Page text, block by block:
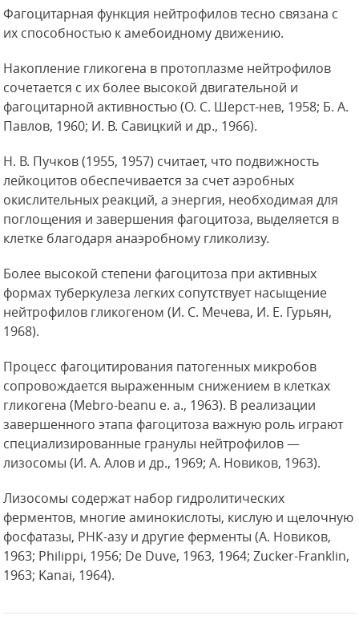
Фагоцитарная функция нейтрофилов тесно связана с
их способностью к амебоидному движению.
Накопление гликогена в протоплазме нейтрофилов
сочетается с их более высокой двигательной и
фагоцитарной активностью (О. С. Шерст-нев, 1958; Б. А.
Павлов, 1960; И. В. Савицкий и др., 1966).
Н. В. Пучков (1955, 1957) считает, что подвижность
лейкоцитов обеспечивается за счет аэробных
окислительных реакций, а энергия, необходимая для
поглощения и завершения фагоцитоза, выделяется в
клетке благодаря анаэробному гликолизу.
Более высокой степени фагоцитоза при активных
формах туберкулеза легких сопутствует насыщение
нейтрофилов гликогеном (И. С. Мечева, И. Е. Гурьян,
1968).
Процесс фагоцитирования патогенных микробов
сопровождается выраженным снижением в клетках
гликогена (Mebro-beanu е. а., 1963). В реализации
завершенного этапа фагоцитоза важную роль играют
специализированные гранулы нейтрофилов —
лизосомы (И. А. Алов и др., 1969; А. Новиков, 1963).
Лизосомы содержат набор гидролитических
ферментов, многие аминокислоты, кислую и щелочную
фосфатазы, РНК-азу и другие ферменты (А. Новиков,
1963; Philippi, 1956; De Duve, 1963, 1964; Zucker-Franklin,
1963; Kanai, 1964).